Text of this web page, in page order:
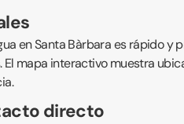
en Santa Bàrbara es rápido
El mapa interactivo muestra
directo